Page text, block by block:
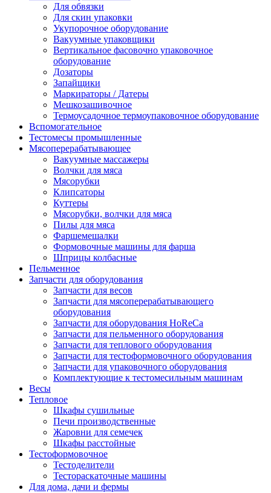
Для обвязки
Для скин упаковки
Укупорочное оборудование
Вакуумные упаковщики
Вертикальное фасовочно упаковочное
оборудование
Дозаторы
Запайщики
Маркираторы / Датеры
Мешкозашивочное
Термоусадочное термоупаковочное оборудование
Вспомогательное
Тестомесы промышленные
Мясоперерабатывающее
Вакуумные массажеры
Волчки для мяса
Мясорубки
Клипсаторы
Куттеры
Мясорубки, волчки для мяса
Пилы для мяса
Фаршемешалки
Формовочные машины для фарша
Шприцы колбасные
Пельменное
Запчасти для оборудования
Запчасти для весов
Запчасти для мясоперерабатывающего
оборудования
Запчасти для оборудования HoReCa
Запчасти для пельменного оборудования
Запчасти для теплового оборудования
Запчасти для тестоформовочного оборудования
Запчасти для упаковочного оборудования
Комплектующие к тестомесильным машинам
Весы
Тепловое
Шкафы сушильные
Печи производственные
Жаровни для семечек
Шкафы расстойные
Тестоформовочное
Тестоделители
Тестораскаточные машины
Для дома, дачи и фермы